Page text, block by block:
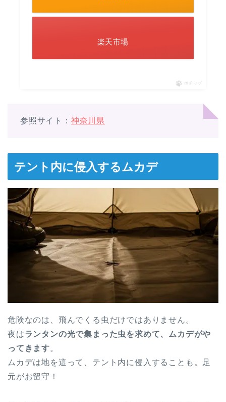
楽天市場
ポチップ
参照サイト： 神奈川県
テント内に侵入するムカデ
危険なのは、飛んでくる虫だけではありません。
夜はランタンの光で集まった虫を求めて、ムカデがや
ってきます。
ムカデは地を這って、テント内に侵入することも。足
元がお留守！